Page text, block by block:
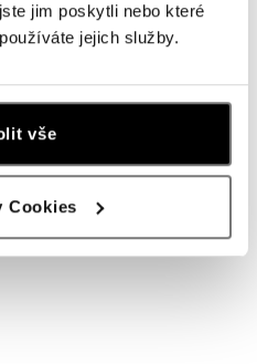
jim poskytli nebo které
jejich služby.
vše
Cookies
Prsten se safírem a diamanty
Frozen Drop